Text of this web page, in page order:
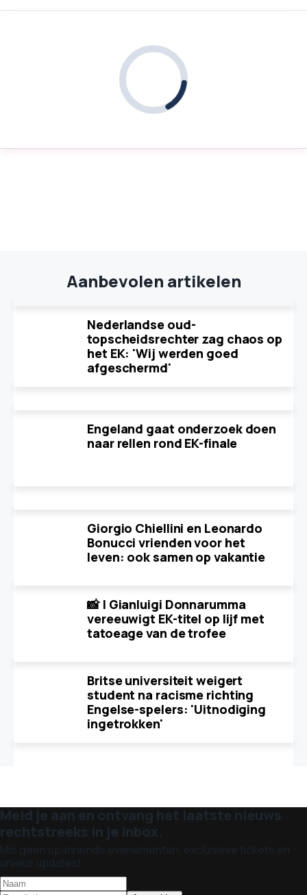
Aanbevolen artikelen
Nederlandse oud-
topscheidsrechter zag chaos op
het EK: 'Wij werden goed
afgeschermd'
Engeland gaat onderzoek doen
naar rellen rond EK-finale
Giorgio Chiellini en Leonardo
Bonucci vrienden voor het
leven: ook samen op vakantie
📸 | Gianluigi Donnarumma
vereeuwigt EK-titel op lijf met
tatoeage van de trofee
Britse universiteit weigert
student na racisme richting
Engelse-spelers: 'Uitnodiging
ingetrokken'
Meld je aan en ontvang het laatste nieuws
rechtstreeks in je inbox.
Mis geen spannende evenementen, exclusieve tickets en
unieke updates!